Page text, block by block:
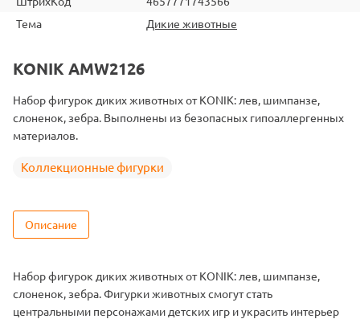
Тема
Дикие животные
KONIK AMW2126
Набор фигурок диких животных от KONIK: лев, шимпанзе,
слоненок, зебра. Выполнены из безопасных гипоаллергенных
материалов.
Коллекционные фигурки
Описание
Набор фигурок диких животных от KONIK: лев, шимпанзе,
слоненок, зебра. Фигурки животных смогут стать
центральными персонажами детских игр и украсить интерьер